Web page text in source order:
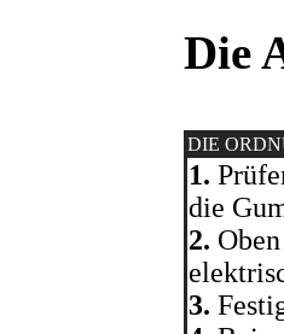
Die
DIE
1.
die
2.
3.